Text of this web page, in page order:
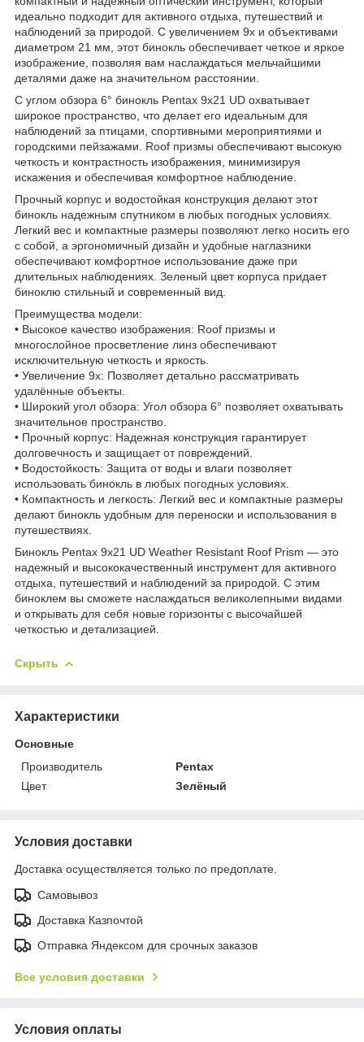
идеально подходит для активного отдыха, путешествий и
наблюдений за природой. С увеличением 9x и объективами
диаметром 21 мм, этот бинокль обеспечивает четкое и яркое
изображение, позволяя вам наслаждаться мельчайшими
деталями даже на значительном расстоянии.
С углом обзора 6° бинокль Pentax 9x21 UD охватывает
широкое пространство, что делает его идеальным для
наблюдений за птицами, спортивными мероприятиями и
городскими пейзажами. Roof призмы обеспечивают высокую
четкость и контрастность изображения, минимизируя
искажения и обеспечивая комфортное наблюдение.
Прочный корпус и водостойкая конструкция делают этот
бинокль надежным спутником в любых погодных условиях.
Легкий вес и компактные размеры позволяют легко носить его
с собой, а эргономичный дизайн и удобные наглазники
обеспечивают комфортное использование даже при
длительных наблюдениях. Зеленый цвет корпуса придает
биноклю стильный и современный вид.
Преимущества модели:
• Высокое качество изображения: Roof призмы и
многослойное просветление линз обеспечивают
исключительную четкость и яркость.
• Увеличение 9x: Позволяет детально рассматривать
удалённые объекты.
• Широкий угол обзора: Угол обзора 6° позволяет охватывать
значительное пространство.
• Прочный корпус: Надежная конструкция гарантирует
долговечность и защищает от повреждений.
• Водостойкость: Защита от воды и влаги позволяет
использовать бинокль в любых погодных условиях.
• Компактность и легкость: Легкий вес и компактные размеры
делают бинокль удобным для переноски и использования в
путешествиях.
Бинокль Pentax 9x21 UD Weather Resistant Roof Prism — это
надежный и высококачественный инструмент для активного
отдыха, путешествий и наблюдений за природой. С этим
биноклем вы сможете наслаждаться великолепными видами
и открывать для себя новые горизонты с высочайшей
четкостью и детализацией.
Скрыть
Характеристики
Основные
Производитель
Pentax
Цвет
Зелёный
Условия доставки
Доставка осуществляется только по предоплате.
Самовывоз
Доставка Казпочтой
Отправка Яндексом для срочных заказов
Все условия доставки
Условия оплаты